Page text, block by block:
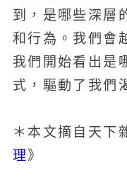
到，是哪些深層
和行為。我們會
我們開始看出是
式，驅動了我們
＊本文摘自天下
理》